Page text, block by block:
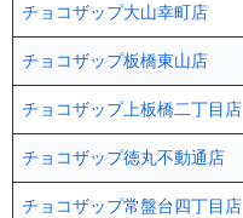
チョコザップ大山幸町店
チョコザップ板橋東山店
チョコザップ上板橋二丁目店
チョコザップ徳丸不動通店
チョコザップ常盤台四丁目店